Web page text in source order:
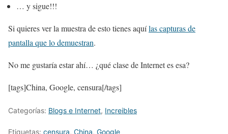
… y sigue!!!
Si quieres ver la muestra de esto tienes aquílas capturas de
pantalla que lo demuestran.
No me gustaría estar ahí… ¿qué clase de Internet es esa?
[tags]China, Google, censura[/tags]
Categorías: Blogs e Internet, Increibles
Etiquetas: censura, China, Google